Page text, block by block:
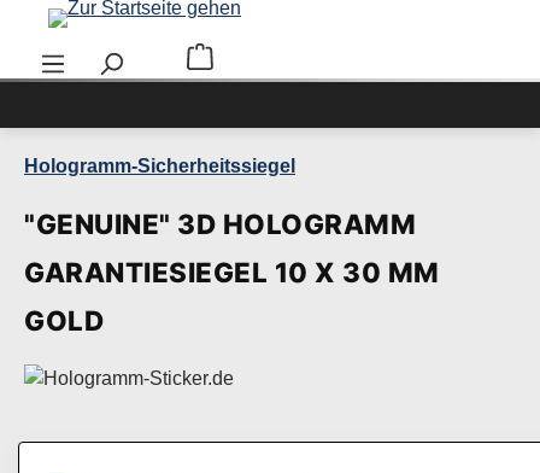
Zum Hauptinhalt springen
Warenkorb enthält 0 Positionen. Der
Hologramm-Sicherheitssiegel
"GENUINE" 3D HOLOGRAMM
GARANTIESIEGEL 10 X 30 MM
GOLD